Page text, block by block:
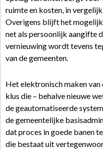
ruimte en kosten, in
Overigens blijft het mogelijk
net als persoonlijk aangifte
vernieuwing wordt tevens
van de gemeenten.
Het elektronisch maken van
klus die – behalve nieuwe
de geautomatiseerde
de gemeentelijke
dat proces in goede banen
die bestaat uit